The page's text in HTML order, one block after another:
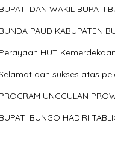
s
i
o
s
BUPATI DAN WAKIL BUPATI
BUNDA PAUD KABUPATEN
Perayaan HUT
dan sukses atas
PROGRAM UNGGULAN
BUPATI BUNGO HADIRI